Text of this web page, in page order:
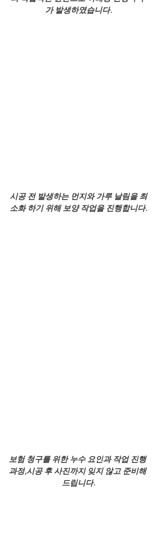
가 발생하였습니다.
시공 전 발생하는 먼지와 가루 날림을 최
소화 하기 위해 보양 작업을 진행합니다.
보험 청구를 위한 누수 요인과 작업 진행
과정,시공 후 사진까지 잊지 않고 준비해
드립니다.